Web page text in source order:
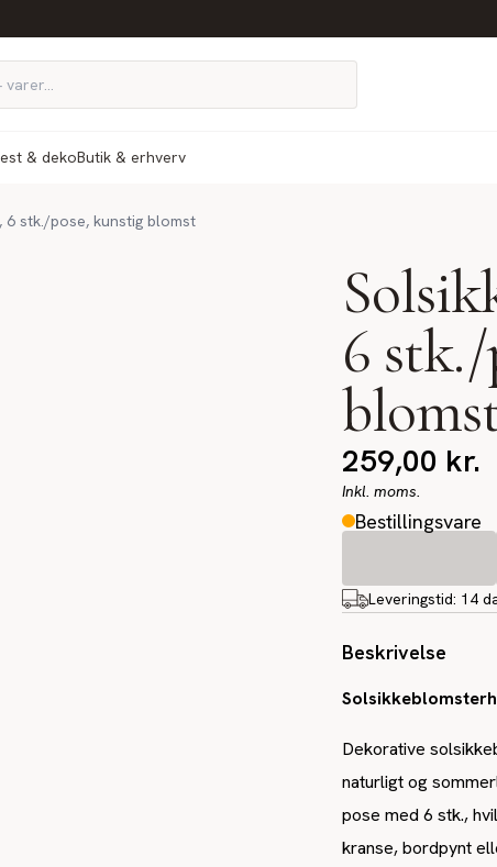
& dekoButik & erhverv
stk./pose, kunstig blomst
6
259,00 kr.
Inkl. moms.
Bestillingsvare
Leveringstid: 14
Beskrivelse
Dekorative
naturligt og
pose med 6 stk.,
kranse, bordpynt